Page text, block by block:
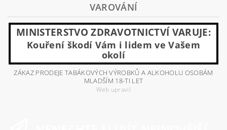
VAROVÁNÍ
MINISTERSTVO ZDRAVOTNICTVÍ VARUJE:
Kouření škodí Vám i lidem ve Vašem
okolí
ZÁKAZ PRODEJE TABÁKOVÝCH VÝROBKŮ A ALKOHOLU OSOBÁM
MLADŠÍM 18-TI LET
Web upravil